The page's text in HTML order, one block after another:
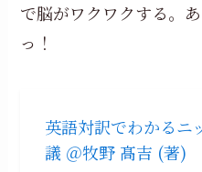
で脳がワクワクする。
っ！
英語対訳でわかるニ
議 ＠牧野 髙吉 (著)